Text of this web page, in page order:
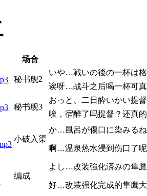
场合
秘书舰2
いや…戦いの後の一杯は
诶呀…战斗之后喝一杯可
秘书舰3
おっと、二日酔いかい提
唉，宿醉了吗提督？还真
小破入渠
か…風呂が傷口に染みる
啊…温泉热水浸到伤口了
编成
よし…改装強化済みの隼
好…改装强化完成的隼鹰